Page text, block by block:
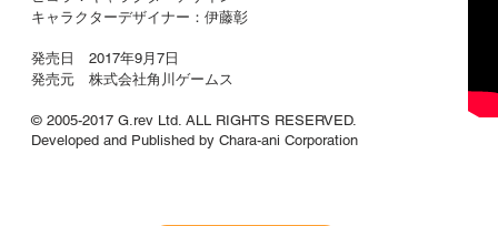
キャラクターデザイナー：伊藤彰
発売日 2017年9月7日
発売元 株式会社角川ゲームス
© 2005-2017 G.rev Ltd. ALL RIGHTS RESERVED.
Developed and Published by Chara-ani Corporation